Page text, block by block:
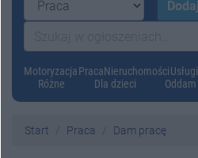
MotoryzacjaPracaNieruchomościUsługi
Różne
Dla dzieci Oddam
Start Praca Dam pracę